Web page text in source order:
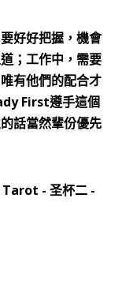
好好把握，機會
；工作中，需要
有他們的配合才
First遵手這個
話當然輩份優先